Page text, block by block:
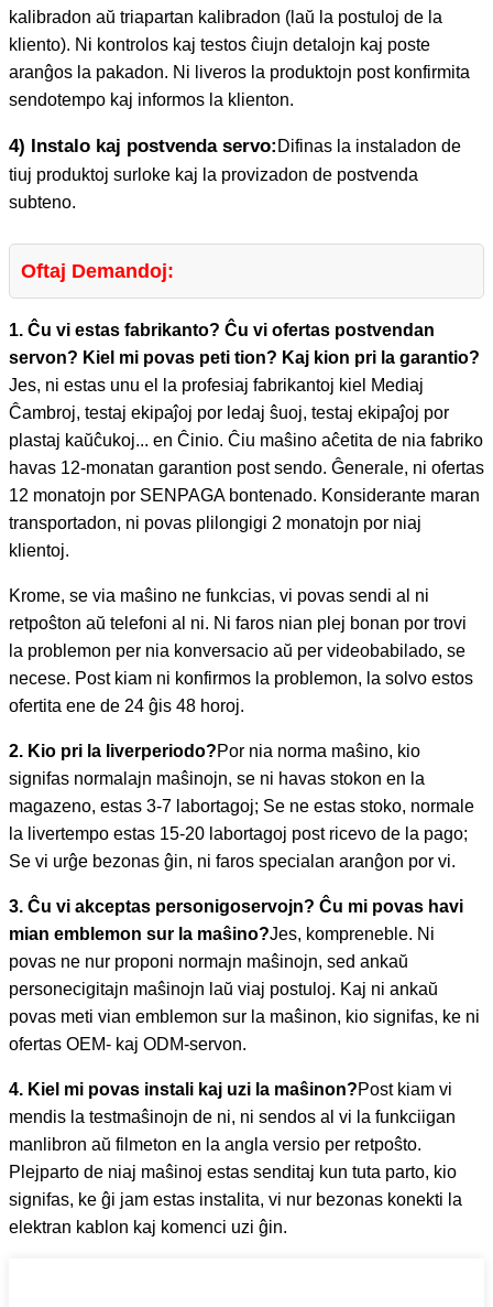
kalibradon aŭ triapartan kalibradon (laŭ la postuloj de la
kliento). Ni kontrolos kaj testos ĉiujn detalojn kaj poste
aranĝos la pakadon. Ni liveros la produktojn post konfirmita
sendotempo kaj informos la klienton.
4) Instalo kaj postvenda servo: Difinas la instaladon de
tiuj produktoj surloke kaj la provizadon de postvenda
subteno.
Oftaj Demandoj:
1. Ĉu vi estas fabrikanto? Ĉu vi ofertas postvendan
servon? Kiel mi povas peti tion? Kaj kion pri la garantio?
Jes, ni estas unu el la profesiaj fabrikantoj kiel Mediaj
Ĉambroj, testaj ekipaĵoj por ledaj ŝuoj, testaj ekipaĵoj por
plastaj kaŭĉukoj... en Ĉinio. Ĉiu maŝino aĉetita de nia fabriko
havas 12-monatan garantion post sendo. Ĝenerale, ni ofertas
12 monatojn por SENPAGA bontenado. Konsiderante maran
transportadon, ni povas plilongigi 2 monatojn por niaj
klientoj.
Krome, se via maŝino ne funkcias, vi povas sendi al ni
retpoŝton aŭ telefoni al ni. Ni faros nian plej bonan por trovi
la problemon per nia konversacio aŭ per videobabilado, se
necese. Post kiam ni konfirmos la problemon, la solvo estos
ofertita ene de 24 ĝis 48 horoj.
2. Kio pri la liverperiodo?Por nia norma maŝino, kio
signifas normalajn maŝinojn, se ni havas stokon en la
magazeno, estas 3-7 labortagoj; Se ne estas stoko, normale
la livertempo estas 15-20 labortagoj post ricevo de la pago;
Se vi urĝe bezonas ĝin, ni faros specialan aranĝon por vi.
3. Ĉu vi akceptas personigoservojn? Ĉu mi povas havi
mian emblemon sur la maŝino?Jes, kompreneble. Ni
povas ne nur proponi normajn maŝinojn, sed ankaŭ
personecigitajn maŝinojn laŭ viaj postuloj. Kaj ni ankaŭ
povas meti vian emblemon sur la maŝinon, kio signifas, ke ni
ofertas OEM- kaj ODM-servon.
4. Kiel mi povas instali kaj uzi la maŝinon?Post kiam vi
mendis la testmaŝinojn de ni, ni sendos al vi la funkciigan
manlibron aŭ filmeton en la angla versio per retpoŝto.
Plejparto de niaj maŝinoj estas senditaj kun tuta parto, kio
signifas, ke ĝi jam estas instalita, vi nur bezonas konekti la
elektran kablon kaj komenci uzi ĝin.